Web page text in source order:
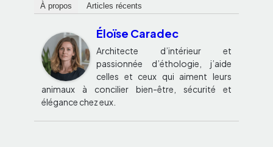
À propos Articles récents
Éloïse Caradec
Architecte d’intérieur et
passionnée d’éthologie, j’aide
celles et ceux qui aiment leurs
animaux à concilier bien-être, sécurité et
élégance chez eux.